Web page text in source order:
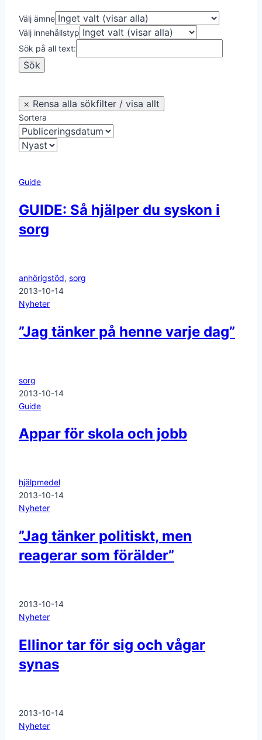
Välj ämne
Välj innehållstyp
Sök på all text:
Sortera
Guide
GUIDE: Så hjälper du syskon i
sorg
anhörigstöd, sorg
2013-10-14
Nyheter
”Jag tänker på henne varje dag”
sorg
2013-10-14
Guide
Appar för skola och jobb
hjälpmedel
2013-10-14
Nyheter
”Jag tänker politiskt, men
reagerar som förälder”
2013-10-14
Nyheter
Ellinor tar för sig och vågar
synas
2013-10-14
Nyheter